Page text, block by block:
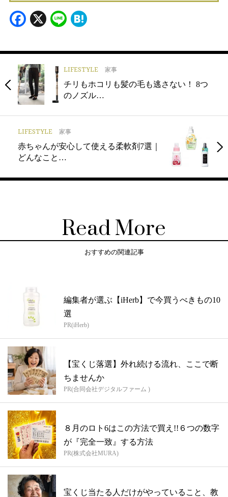
Facebook
X Line
LIFESTYLE 家事
チリもホコリも髪の毛も逃さない！ 8つ
のノズル…
LIFESTYLE 家事
赤ちゃんが安心して使える柔軟剤7選｜
どんなこと…
Read More
おすすめの関連記事
編集者が選ぶ【iHerb】で今買うべきもの10
選
PR(iHerb)
【宝くじ落選】外れ続ける流れ、ここで断
ちませんか
PR(合同会社デジタルファーム )
８月のロト6はこの方法で買え!!６つの数字
が『完全一致』する方法
PR(株式会社MURA)
宝くじ当たる人だけがやっていること、教